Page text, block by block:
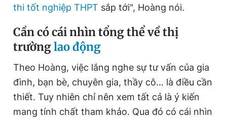
thi tốt nghiệp THPT sắp tới", Hoàng nói.
Cần có cái nhìn tổng thể về thị
trườnglao động
Theo Hoàng, việc lắng nghe sự tư vấn của gia
đình, bạn bè, chuyên gia, thầy cô… là điều cần
thiết. Tuy nhiên chỉ nên xem tất cả là ý kiến
mang tính chất tham khảo. Qua đó có cái nhìn